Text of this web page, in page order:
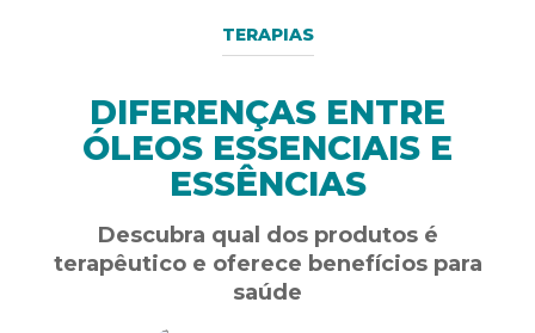
TERAPIAS
DIFERENÇAS ENTRE
ÓLEOS ESSENCIAIS E
ESSÊNCIAS
Descubra qual dos produtos é
terapêutico e oferece benefícios para
saúde